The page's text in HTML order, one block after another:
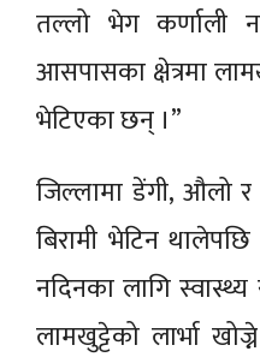
तल्लो भेग कर्णाली
आसपासका क्षेत्रमा
भेटिएका छन् ।”
जिल्लामा डेंगी, औलो
बिरामी भेटिन
नदिनका लागि
लामखुट्टेको लार्भा